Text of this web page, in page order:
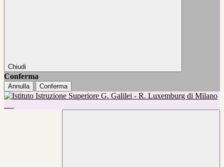
Chiudi
Conferma
Annulla Conferma